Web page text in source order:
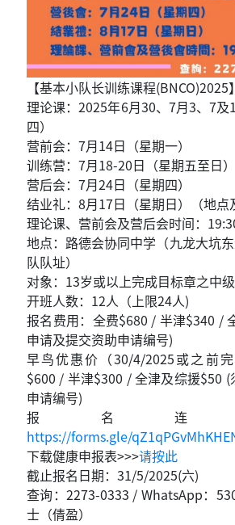
【基本小队长训练课程(BNCO)2025】
理论课：2025年6月30、7月3、7及
四）
营前会：7月14日（星期一）
训练营：7月18-20日（星期五至日
营后会：7月24日（星期四）
结业礼：8月17日（星期日）（地点
理论课、营前会及营后会时间：
地点：路德会协同中学（九龙大坑
队队址）
对象：13岁或以上完成目标章之中
开班人数：12人（上限24人)
报名费用：全费$680 / 半津$340 /
申请及提交资助申请编号)
早鸟优惠价（30/4/2025或之前
$600 / 半津$300 / 全津及综援$50
申请编号)
报名连
https://forms.gle/
下载健康申报表>>>请按此
截止报名日期：31/5/2025(六)
查询：2273-0333 / WhatsApp：
士（倩盈）